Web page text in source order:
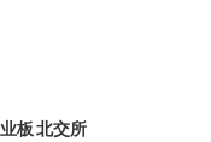
板北交所